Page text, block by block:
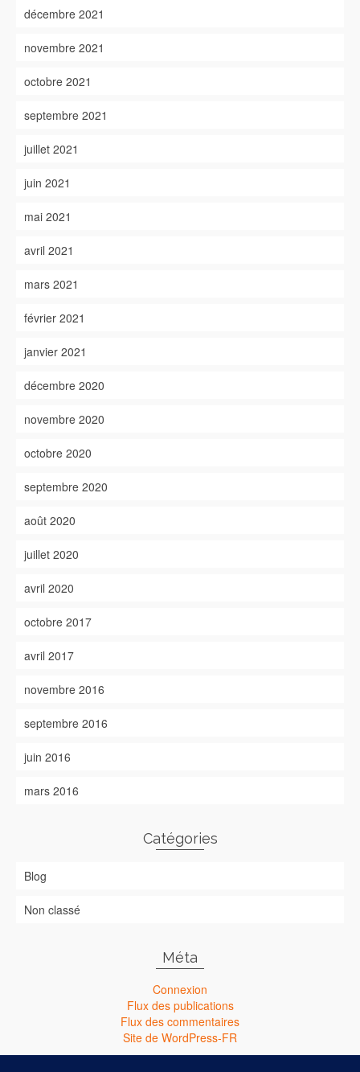
décembre 2021
novembre 2021
octobre 2021
septembre 2021
juillet 2021
juin 2021
mai 2021
avril 2021
mars 2021
février 2021
janvier 2021
décembre 2020
novembre 2020
octobre 2020
septembre 2020
août 2020
juillet 2020
avril 2020
octobre 2017
avril 2017
novembre 2016
septembre 2016
juin 2016
mars 2016
Catégories
Blog
Non classé
Méta
Connexion
Flux des publications
Flux des commentaires
Site de WordPress-FR